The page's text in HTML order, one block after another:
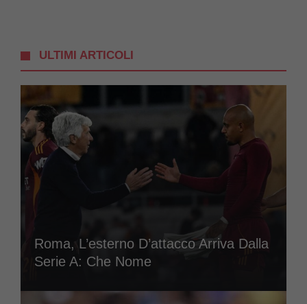
ULTIMI ARTICOLI
Roma, L’esterno D’attacco Arriva Dalla
Serie A: Che Nome